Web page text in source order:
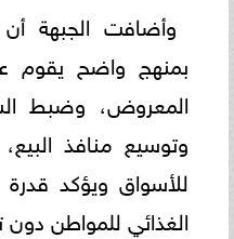
وأضافت الجبهة
بمنهج واضح يقوم
المعروض، وضبط
وتوسيع منافذ
للأسواق ويؤكد قدرة
الغذائي للمواطن دون